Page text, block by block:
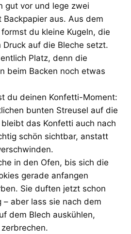
gut vor und lege zwei
Backpapier aus. Aus dem
du kleine Kugeln, die
auf die Bleche setzt.
Platz, denn die
beim Backen noch etwas
du deinen Konfetti-Moment:
bunten Streusel auf die
das Konfetti auch nach
schön sichtbar, anstatt
in den Ofen, bis sich die
gerade anfangen
Sie duften jetzt schon
– aber lass sie nach dem
dem Blech auskühlen,